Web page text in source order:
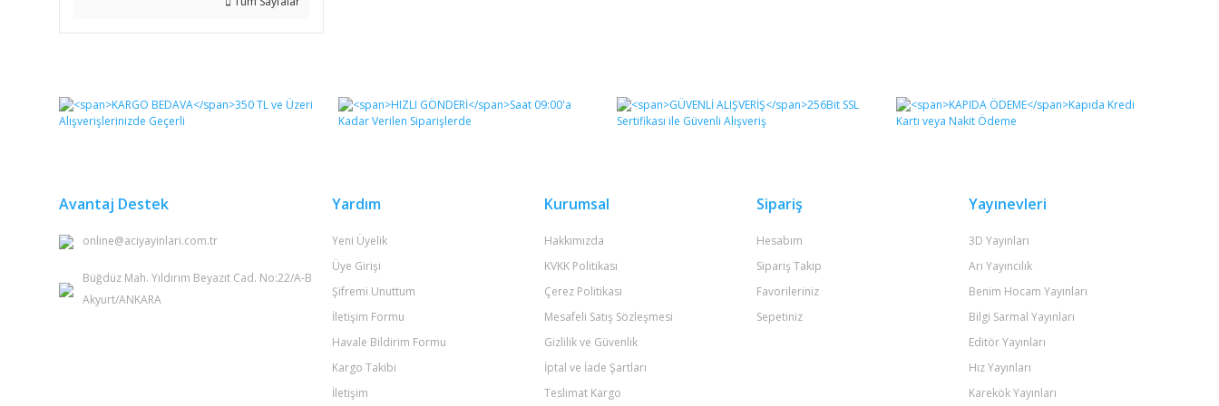
Avantaj Destek
online@aciyayinlari.com.tr
Büğdüz Mah. Yıldırım Beyazıt Cad. No:22/A-B
Akyurt/ANKARA
Yardım
Yeni Üyelik
Üye Girişi
Şifremi Unuttum
İletişim Formu
Havale Bildirim Formu
Kargo Takibi
İletişim
Kurumsal
Hakkımızda
KVKK Politikası
Çerez Politikası
Mesafeli Satış Sözleşmesi
Gizlilik ve Güvenlik
İptal ve İade Şartları
Teslimat Kargo
Sipariş
Hesabım
Sipariş Takip
Favorileriniz
Sepetiniz
Yayınevleri
3D Yayınları
Arı Yayıncılık
Benim Hocam Yayınları
Bilgi Sarmal Yayınları
Editör Yayınları
Hız Yayınları
Karekök Yayınları